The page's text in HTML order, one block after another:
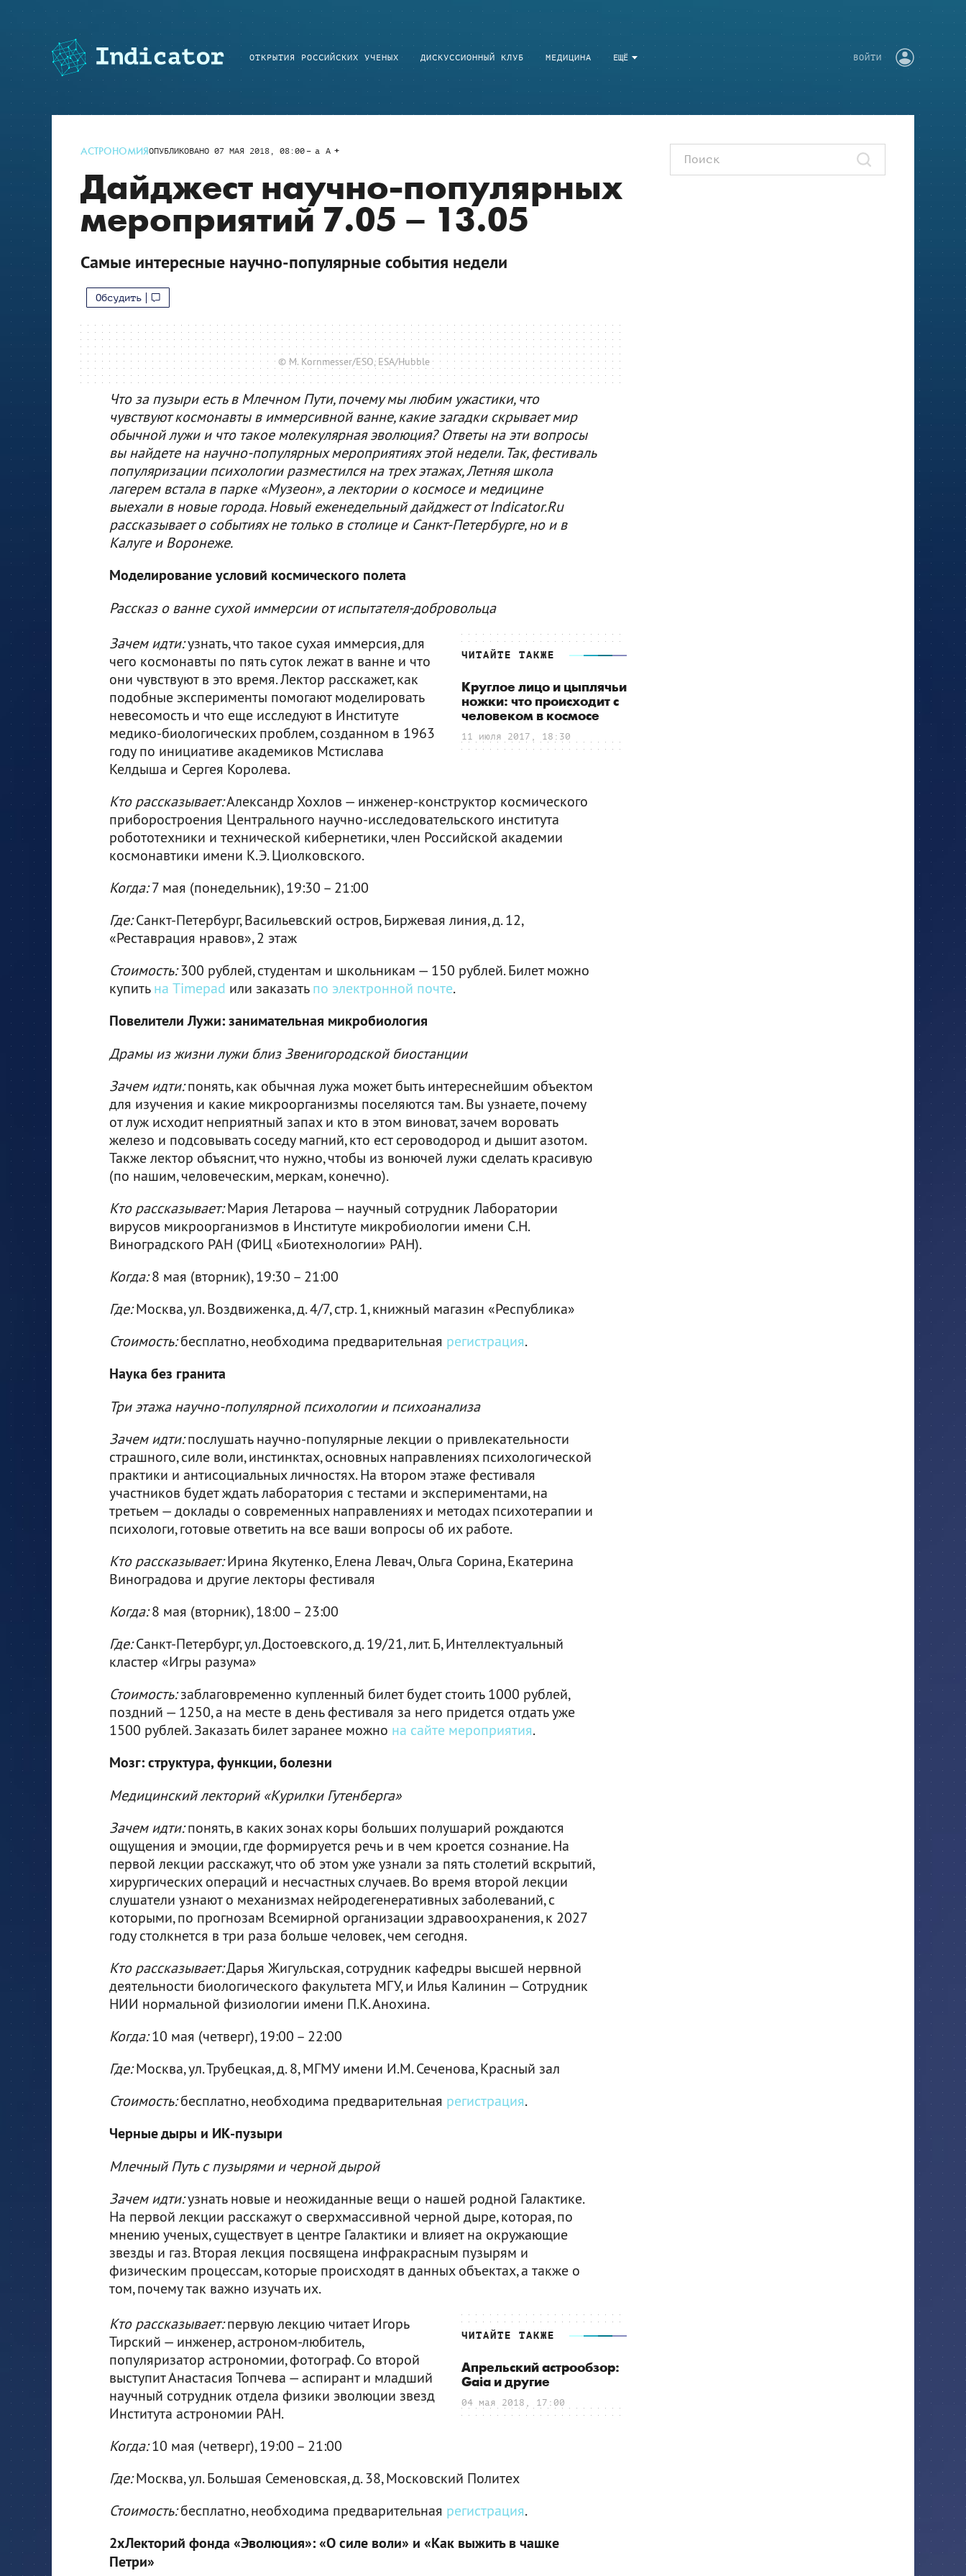
ЕЩЁ
ОТКРЫТИЯ РОССИЙСКИХ УЧЕНЫХ ДИСКУССИОННЫЙ КЛУБ МЕДИЦИНА ВОЙТИ
АСТРОНОМИЯОПУБЛИКОВАНО 07 МАЯ 2018, 08:00 a A
Дайджест научно-популярных
мероприятий 7.05 – 13.05
Самые интересные научно-популярные события недели
Обсудить
© M. Kornmesser/ESO, ESA/Hubble
Что за пузыри есть в Млечном Пути, почему мы любим ужастики, что
чувствуют космонавты в иммерсивной ванне, какие загадки скрывает мир
обычной лужи и что такое молекулярная эволюция? Ответы на эти вопросы
вы найдете на научно-популярных мероприятиях этой недели. Так, фестиваль
популяризации психологии разместился на трех этажах, Летняя школа
лагерем встала в парке «Музеон», а лектории о космосе и медицине
выехали в новые города. Новый еженедельный дайджест от Indicator.Ru
рассказывает о событиях не только в столице и Санкт-Петербурге, но и в
Калуге и Воронеже.
Моделирование условий космического полета
Рассказ о ванне сухой иммерсии от испытателя-добровольца
ЧИТАЙТЕ ТАКЖЕ
Круглое лицо и цыплячьи
ножки: что происходит с
человеком в космосе
11 июля 2017, 18:30
Зачем идти:узнать, что такое сухая иммерсия, для
чего космонавты по пять суток лежат в ванне и что
они чувствуют в это время. Лектор расскажет, как
подобные эксперименты помогают моделировать
невесомость и что еще исследуют в Институте
медико-биологических проблем, созданном в 1963
году по инициативе академиков Мстислава
Келдыша и Сергея Королева.
Кто рассказывает:Александр Хохлов — инженер-конструктор космического
приборостроения Центрального научно-исследовательского института
робототехники и технической кибернетики, член Российской академии
космонавтики имени К.Э. Циолковского.
Когда:7 мая (понедельник), 19:30 – 21:00
Где:Санкт-Петербург, Васильевский остров, Биржевая линия, д. 12,
«Реставрация нравов», 2 этаж
Стоимость:300 рублей, студентам и школьникам — 150 рублей. Билет можно
купить на Timepad или заказать по электронной почте.
Повелители Лужи: занимательная микробиология
Драмы из жизни лужи близ Звенигородской биостанции
Зачем идти:понять, как обычная лужа может быть интереснейшим объектом
для изучения и какие микроорганизмы поселяются там. Вы узнаете, почему
от луж исходит неприятный запах и кто в этом виноват, зачем воровать
железо и подсовывать соседу магний, кто ест сероводород и дышит азотом.
Также лектор объяснит, что нужно, чтобы из вонючей лужи сделать красивую
(по нашим, человеческим, меркам, конечно).
Кто рассказывает:Мария Летарова — научный сотрудник Лаборатории
вирусов микроорганизмов в Институте микробиологии имени С.Н.
Виноградского РАН (ФИЦ «Биотехнологии» РАН).
Когда:8 мая (вторник), 19:30 – 21:00
Где:Москва, ул. Воздвиженка, д. 4/7, cтр. 1, книжный магазин «Республика»
Стоимость:бесплатно, необходима предварительная регистрация.
Наука без гранита
Три этажа научно-популярной психологии и психоанализа
Зачем идти:послушать научно-популярные лекции о привлекательности
страшного, силе воли, инстинктах, основных направлениях психологической
практики и антисоциальных личностях. На втором этаже фестиваля
участников будет ждать лаборатория с тестами и экспериментами, на
третьем — доклады о современных направлениях и методах психотерапии и
психологи, готовые ответить на все ваши вопросы об их работе.
Кто рассказывает:Ирина Якутенко, Елена Левач, Ольга Сорина, Екатерина
Виноградова и другие лекторы фестиваля
Когда:8 мая (вторник), 18:00 – 23:00
Где:Санкт-Петербург, ул. Достоевского, д. 19/21, лит. Б, Интеллектуальный
кластер «Игры разума»
Стоимость:заблаговременно купленный билет будет стоить 1000 рублей,
поздний — 1250, а на месте в день фестиваля за него придется отдать уже
1500 рублей. Заказать билет заранее можно на сайте мероприятия.
Мозг: структура, функции, болезни
Медицинский лекторий «Курилки Гутенберга»
Зачем идти:понять, в каких зонах коры больших полушарий рождаются
ощущения и эмоции, где формируется речь и в чем кроется сознание. На
первой лекции расскажут, что об этом уже узнали за пять столетий вскрытий,
хирургических операций и несчастных случаев. Во время второй лекции
слушатели узнают о механизмах нейродегенеративных заболеваний, с
которыми, по прогнозам Всемирной организации здравоохранения, к 2027
году столкнется в три раза больше человек, чем сегодня.
Кто рассказывает:Дарья Жигульская, сотрудник кафедры высшей нервной
деятельности биологического факультета МГУ, и Илья Калинин — Сотрудник
НИИ нормальной физиологии имени П.К. Анохина.
Когда:10 мая (четверг), 19:00 – 22:00
Где:Москва, ул. Трубецкая, д. 8, МГМУ имени И.М. Сеченова, Красный зал
Стоимость:бесплатно, необходима предварительная регистрация.
Черные дыры и ИК-пузыри
Млечный Путь с пузырями и черной дырой
Зачем идти:узнать новые и неожиданные вещи о нашей родной Галактике.
На первой лекции расскажут о сверхмассивной черной дыре, которая, по
мнению ученых, существует в центре Галактики и влияет на окружающие
звезды и газ. Вторая лекция посвящена инфракрасным пузырям и
физическим процессам, которые происходят в данных объектах, а также о
том, почему так важно изучать их.
ЧИТАЙТЕ ТАКЖЕ
Апрельский астрообзор:
Gaia и другие
04 мая 2018, 17:00
Кто рассказывает:первую лекцию читает Игорь
Тирский — инженер, астроном-любитель,
популяризатор астрономии, фотограф. Со второй
выступит Анастасия Топчева — аспирант и младший
научный сотрудник отдела физики эволюции звезд
Института астрономии РАН.
Когда:10 мая (четверг), 19:00 – 21:00
Где:Москва, ул. Большая Семеновская, д. 38, Московский Политех
Стоимость:бесплатно, необходима предварительная регистрация.
2xЛекторий фонда «Эволюция»: «О силе воли» и «Как выжить в чашке
Петри»